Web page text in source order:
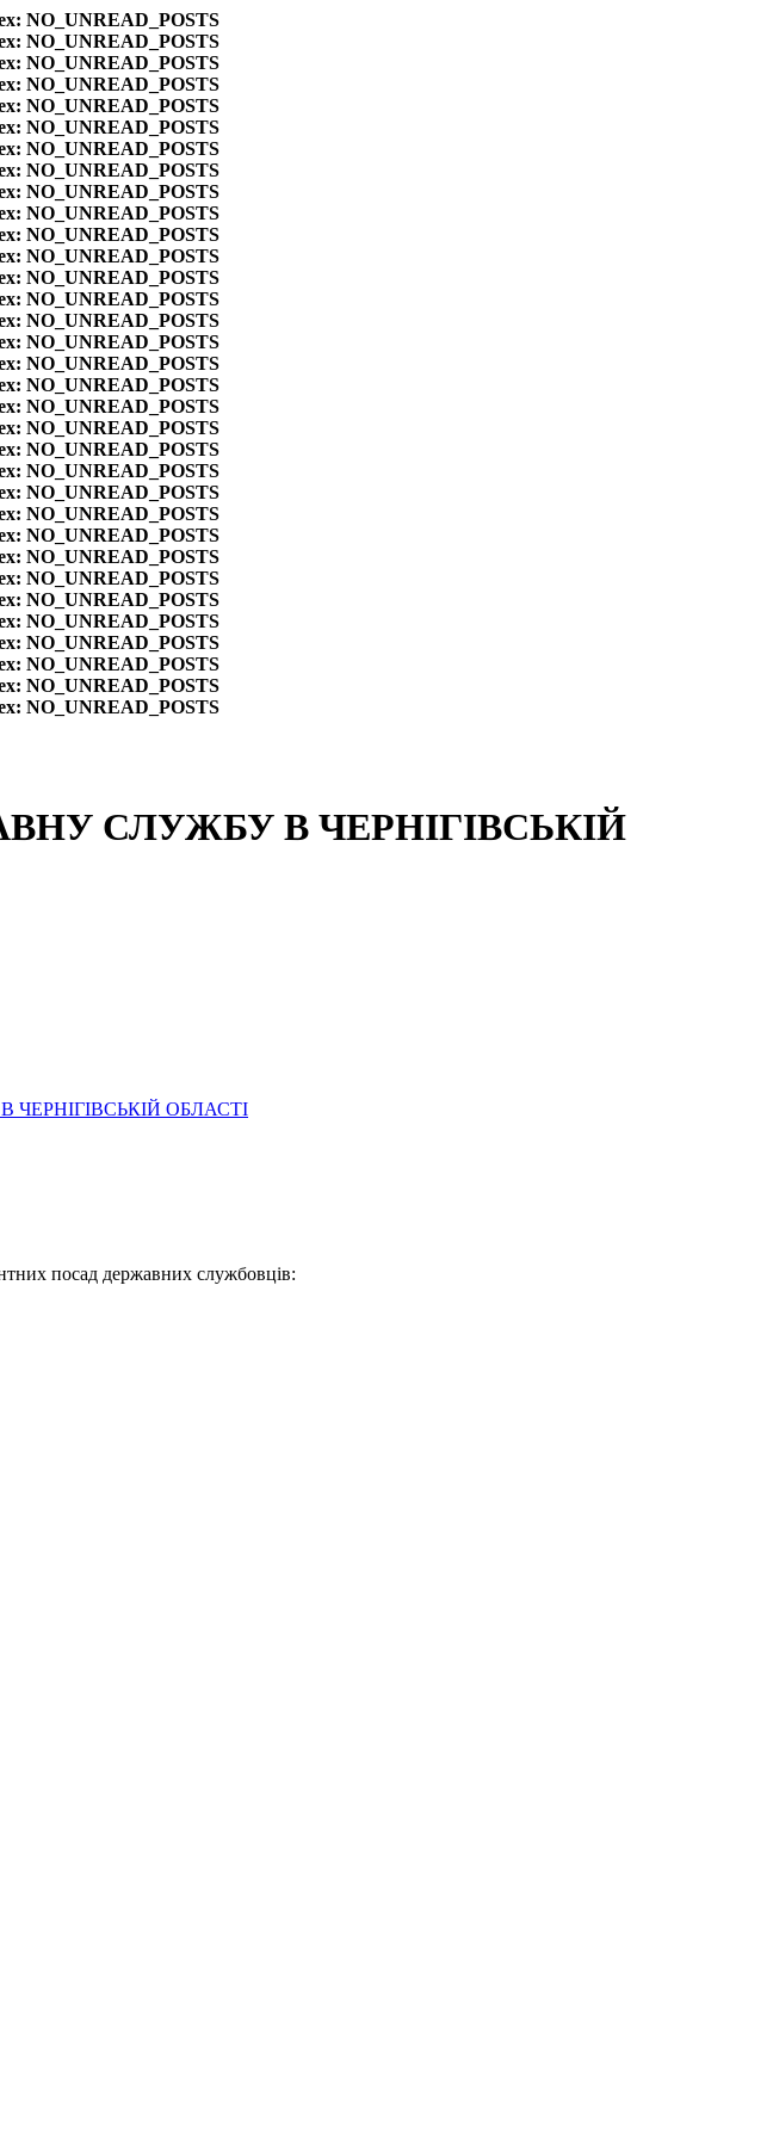
NO_UNREAD_POSTS
NO_UNREAD_POSTS
NO_UNREAD_POSTS
NO_UNREAD_POSTS
NO_UNREAD_POSTS
NO_UNREAD_POSTS
NO_UNREAD_POSTS
NO_UNREAD_POSTS
NO_UNREAD_POSTS
NO_UNREAD_POSTS
NO_UNREAD_POSTS
NO_UNREAD_POSTS
NO_UNREAD_POSTS
NO_UNREAD_POSTS
NO_UNREAD_POSTS
NO_UNREAD_POSTS
NO_UNREAD_POSTS
NO_UNREAD_POSTS
NO_UNREAD_POSTS
NO_UNREAD_POSTS
NO_UNREAD_POSTS
NO_UNREAD_POSTS
NO_UNREAD_POSTS
NO_UNREAD_POSTS
NO_UNREAD_POSTS
NO_UNREAD_POSTS
NO_UNREAD_POSTS
NO_UNREAD_POSTS
NO_UNREAD_POSTS
NO_UNREAD_POSTS
NO_UNREAD_POSTS
NO_UNREAD_POSTS
NO_UNREAD_POSTS
СЛУЖБУ В ЧЕРНІГІВСЬКІЙ
ОБЛАСТІ
посад державних службовців: